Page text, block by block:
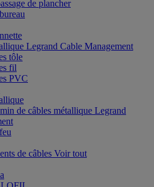
de plancher
Legrand Cable Management
tôle
fil
PVC
de câbles métallique Legrand
de câbles Voir tout